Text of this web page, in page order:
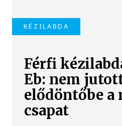
KÉZILABDA
Férfi
Eb: nem
elődöntőbe a
csapat